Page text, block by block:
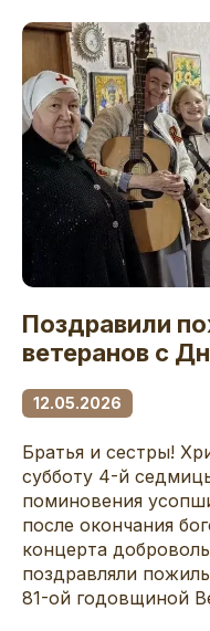
Поздравили
ветеранов с
12.05.2026
Братья и сестры!
субботу 4-й
поминовения
после окончания
концерта
поздравляли
81-ой годовщиной